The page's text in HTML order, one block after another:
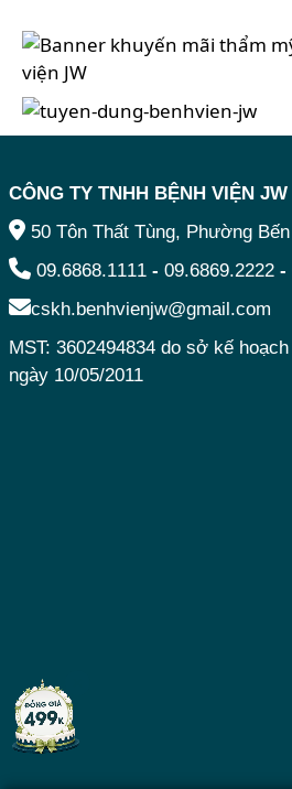
CÔNG TY TNHH BỆNH VIỆN
50 Tôn Thất Tùng, Phường
09.6868.1111 - 09.6869.2222 -
cskh.benhvienjw@gmail.com
MST: 3602494834 do sở kế
ngày 10/05/2011